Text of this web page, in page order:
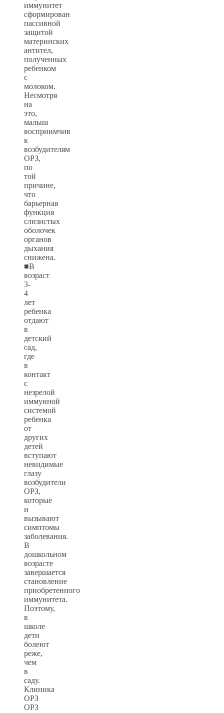
иммунитет
сформирован
пассивной
защитой
материнских
антител,
полученных
ребенком
с
молоком.
Несмотря
на
это,
малыш
восприимчив
к
возбудителям
ОРЗ,
по
той
причине,
что
барьерная
функция
слизистых
оболочек
органов
дыхания
снижена.
■В
возраст
3-
4
лет
ребенка
отдают
в
детский
сад,
где
в
контакт
с
незрелой
иммунной
системой
ребенка
от
других
детей
вступают
невидимые
глазу
возбудители
ОРЗ,
которые
и
вызывают
симптомы
заболевания.
В
дошкольном
возрасте
завершается
становление
приобретенного
иммунитета.
Поэтому,
в
школе
дети
болеют
реже,
чем
в
саду.
Клиника
ОРЗ
ОРЗ